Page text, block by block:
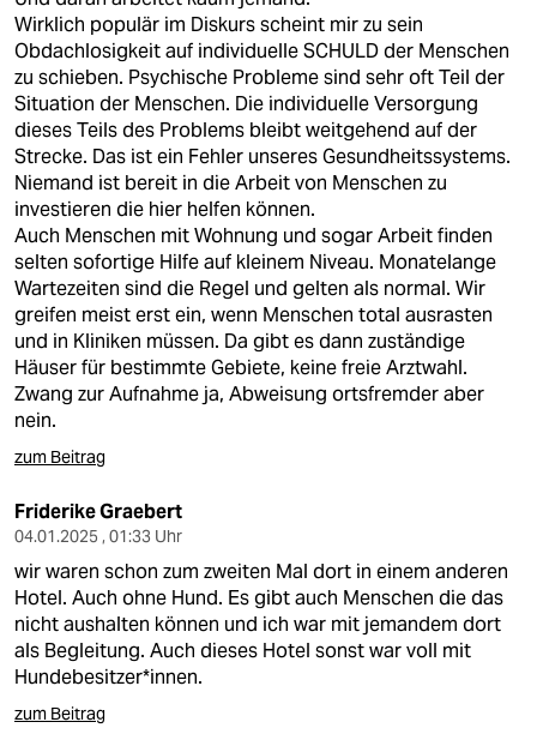
Wirklich populär im Diskurs scheint mir zu sein
Obdachlosigkeit auf individuelle SCHULD der Menschen
zu schieben. Psychische Probleme sind sehr oft Teil der
Situation der Menschen. Die individuelle Versorgung
dieses Teils des Problems bleibt weitgehend auf der
Strecke. Das ist ein Fehler unseres Gesundheitssystems.
Niemand ist bereit in die Arbeit von Menschen zu
investieren die hier helfen können.
Auch Menschen mit Wohnung und sogar Arbeit finden
selten sofortige Hilfe auf kleinem Niveau. Monatelange
Wartezeiten sind die Regel und gelten als normal. Wir
greifen meist erst ein, wenn Menschen total ausrasten
und in Kliniken müssen. Da gibt es dann zuständige
Häuser für bestimmte Gebiete, keine freie Arztwahl.
Zwang zur Aufnahme ja, Abweisung ortsfremder aber
nein.
zum Beitrag
Friderike Graebert
04.01.2025 , 01:33 Uhr
wir waren schon zum zweiten Mal dort in einem anderen
Hotel. Auch ohne Hund. Es gibt auch Menschen die das
nicht aushalten können und ich war mit jemandem dort
als Begleitung. Auch dieses Hotel sonst war voll mit
Hundebesitzer*innen.
zum Beitrag